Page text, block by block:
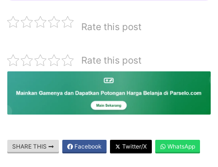
Rate this post
Rate this post
SHARE THIS Facebook Twitter/X WhatsApp